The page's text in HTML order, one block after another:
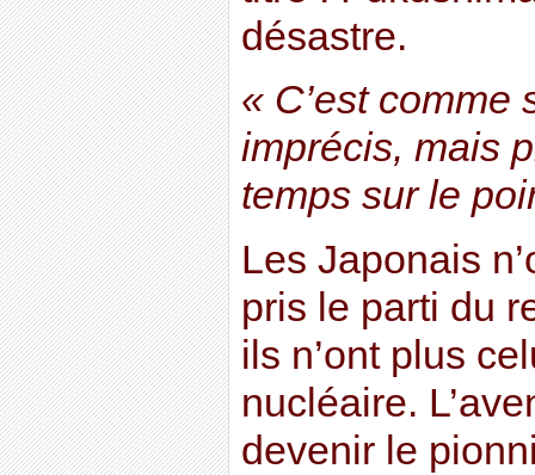
désastre.
« C’est comme
imprécis, mais
temps sur le
Les Japonais
pris le parti du
ils n’ont plus
nucléaire.
devenir le